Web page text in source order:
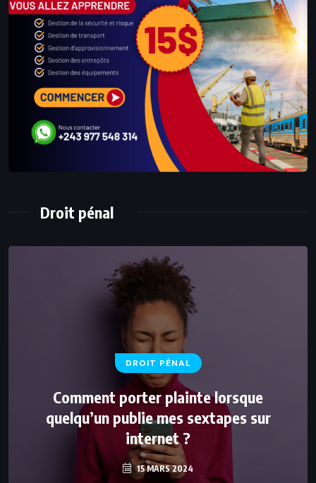
Droit pénal
DROIT PÉNAL
Comment porter plainte lorsque
quelqu’un publie mes sextapes sur
internet ?
15 MARS 2024